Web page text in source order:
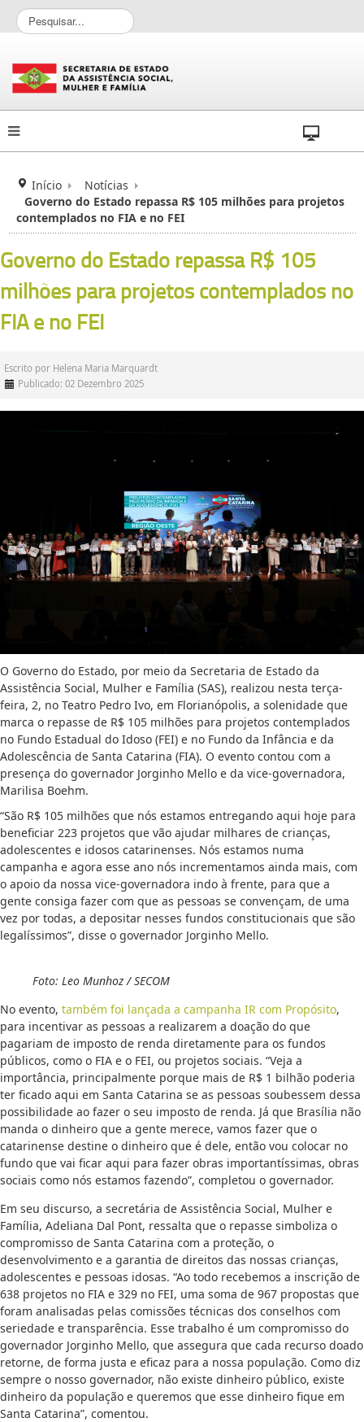
P
e
q
u
i
s
a
Início
Notícias
Governo do Estado repassa R$ 105 milhões para projetos
contemplados no FIA e no FEI
Governo do Estado repassa R$ 105
milhões para projetos contemplados no
FIA e no FEI
Escrito por Helena Maria Marquardt
Publicado: 02 Dezembro 2025
O Governo do Estado, por meio da Secretaria de Estado da
Assistência Social, Mulher e Família (SAS), realizou nesta terça-
feira, 2, no Teatro Pedro Ivo, em Florianópolis, a solenidade que
marca o repasse de R$ 105 milhões para projetos contemplados
no Fundo Estadual do Idoso (FEI) e no Fundo da Infância e da
Adolescência de Santa Catarina (FIA). O evento contou com a
presença do governador Jorginho Mello e da vice-governadora,
Marilisa Boehm.
“São R$ 105 milhões que nós estamos entregando aqui hoje para
beneficiar 223 projetos que vão ajudar milhares de crianças,
adolescentes e idosos catarinenses. Nós estamos numa
campanha e agora esse ano nós incrementamos ainda mais, com
o apoio da nossa vice-governadora indo à frente, para que a
gente consiga fazer com que as pessoas se convençam, de uma
vez por todas, a depositar nesses fundos constitucionais que são
legalíssimos”, disse o governador Jorginho Mello.
Foto: Leo Munhoz / SECOM
No evento, também foi lançada a campanha IR com Propósito,
para incentivar as pessoas a realizarem a doação do que
pagariam de imposto de renda diretamente para os fundos
públicos, como o FIA e o FEI, ou projetos sociais. “Veja a
importância, principalmente porque mais de R$ 1 bilhão poderia
ter ficado aqui em Santa Catarina se as pessoas soubessem dessa
possibilidade ao fazer o seu imposto de renda. Já que Brasília não
manda o dinheiro que a gente merece, vamos fazer que o
catarinense destine o dinheiro que é dele, então vou colocar no
fundo que vai ficar aqui para fazer obras importantíssimas, obras
sociais como nós estamos fazendo”, completou o governador.
Em seu discurso, a secretária de Assistência Social, Mulher e
Família, Adeliana Dal Pont, ressalta que o repasse simboliza o
compromisso de Santa Catarina com a proteção, o
desenvolvimento e a garantia de direitos das nossas crianças,
adolescentes e pessoas idosas. “Ao todo recebemos a inscrição de
638 projetos no FIA e 329 no FEI, uma soma de 967 propostas que
foram analisadas pelas comissões técnicas dos conselhos com
seriedade e transparência. Esse trabalho é um compromisso do
governador Jorginho Mello, que assegura que cada recurso doado
retorne, de forma justa e eficaz para a nossa população. Como diz
sempre o nosso governador, não existe dinheiro público, existe
dinheiro da população e queremos que esse dinheiro fique em
Santa Catarina”, comentou.